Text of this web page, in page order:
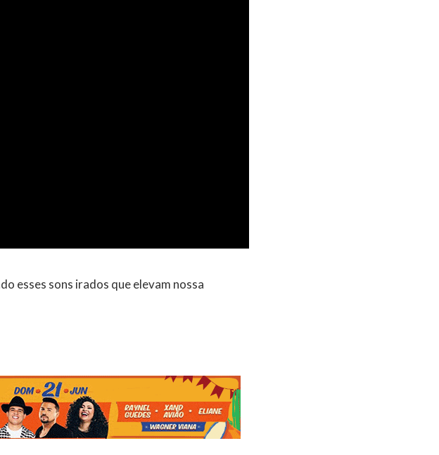
esses sons irados que elevam nossa